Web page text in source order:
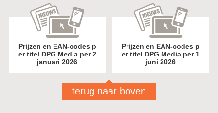
Prijzen en EAN-codes p
er titel DPG Media per 2
januari 2026
Prijzen en EAN-codes p
er titel DPG Media per 1
juni 2026
terug naar boven